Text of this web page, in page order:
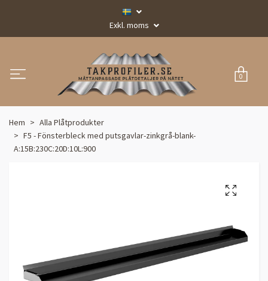
Exkl. moms
0
Hem
Alla Plåtprodukter
F5 - Fönsterbleck med putsgavlar-zinkgrå-blank-
A:15B:230C:20D:10L:900